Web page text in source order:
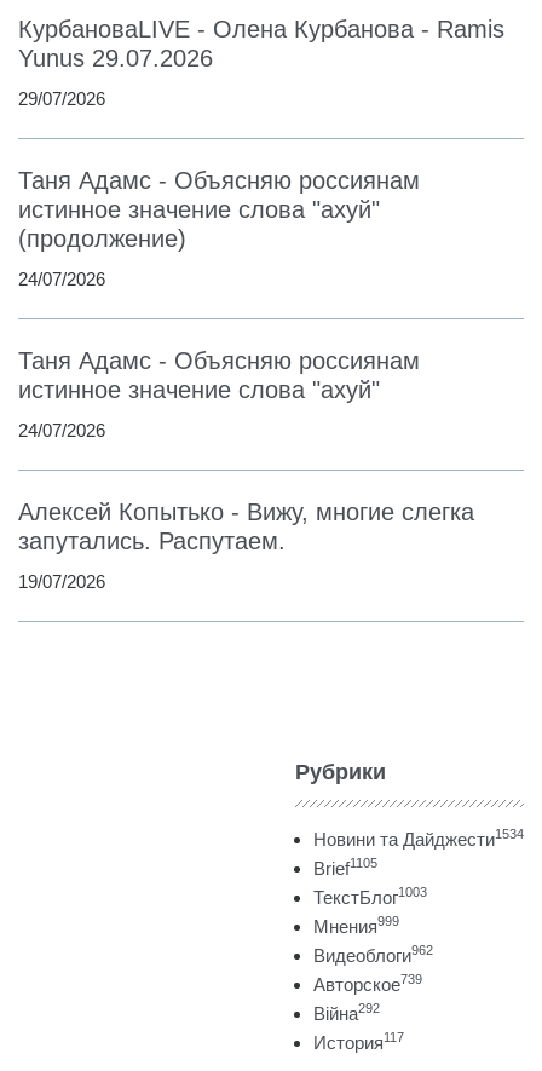
КурбановаLIVE - Олена Курбанова - Ramis
Yunus 29.07.2026
29/07/2026
Таня Адамс - Объясняю россиянам
истинное значение слова "ахуй"
(продолжение)
24/07/2026
Таня Адамс - Объясняю россиянам
истинное значение слова "ахуй"
24/07/2026
Алексей Копытько - Вижу, многие слегка
запутались. Распутаем.
19/07/2026
Рубрики
Новини та Дайджести1534
Brief1105
ТекстБлог1003
Мнения999
Видеоблоги962
Авторское739
Війна292
История117